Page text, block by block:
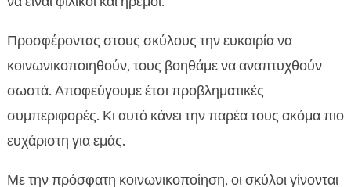
Προσφέροντας στους σκύλους την ευκαιρία να
κοινωνικοποιηθούν, τους βοηθάμε να αναπτυχθούν
σωστά. Αποφεύγουμε έτσι προβληματικές
συμπεριφορές. Κι αυτό κάνει την παρέα τους ακόμα πιο
ευχάριστη για εμάς.
Με την πρόσφατη κοινωνικοποίηση, οι σκύλοι γίνονται